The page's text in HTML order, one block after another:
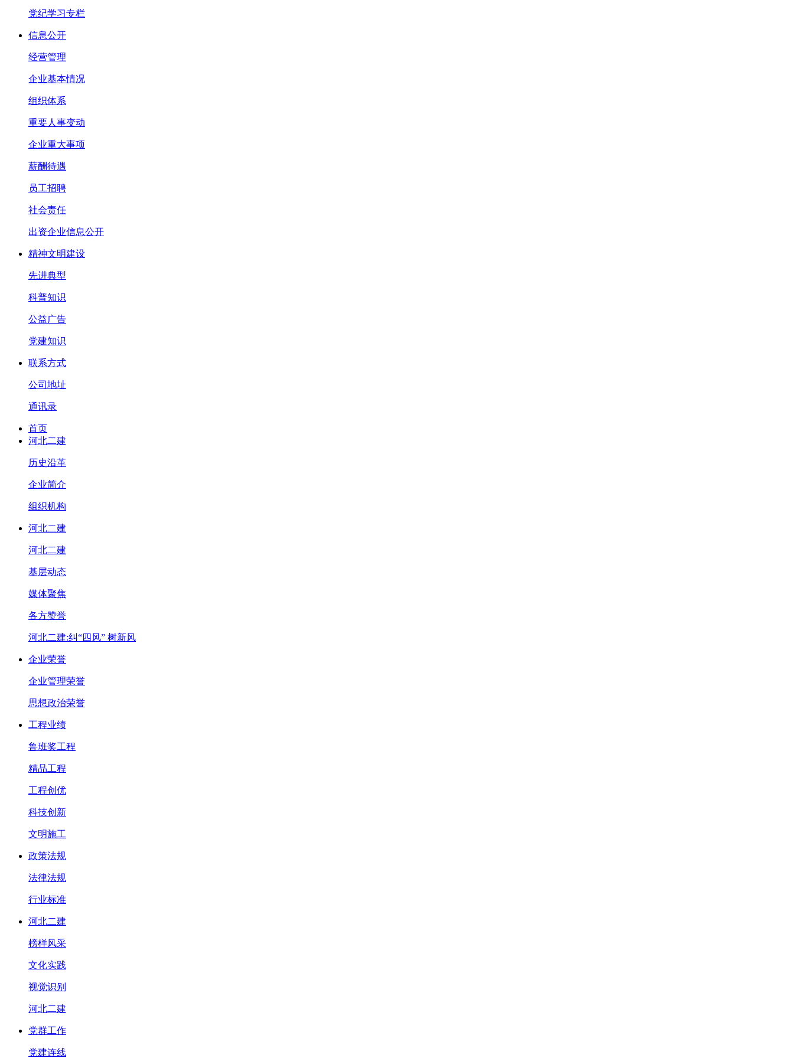
党纪学习专栏
信息公开
经营管理
企业基本情况
组织体系
重要人事变动
企业重大事项
薪酬待遇
员工招聘
社会责任
出资企业信息公开
精神文明建设
先进典型
科普知识
公益广告
党建知识
联系方式
公司地址
通讯录
首页
河北二建
历史沿革
企业简介
组织机构
河北二建
河北二建
基层动态
媒体聚焦
各方赞誉
河北二建:纠“四风” 树新风
企业荣誉
企业管理荣誉
思想政治荣誉
工程业绩
鲁班奖工程
精品工程
工程创优
科技创新
文明施工
政策法规
法律法规
行业标准
河北二建
榜样风采
文化实践
视觉识别
河北二建
党群工作
党建连线